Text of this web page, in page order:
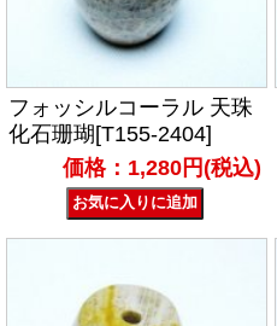
フォッシルコーラル 天珠
化石珊瑚[T155-2404]
価格：1,280円(税込)